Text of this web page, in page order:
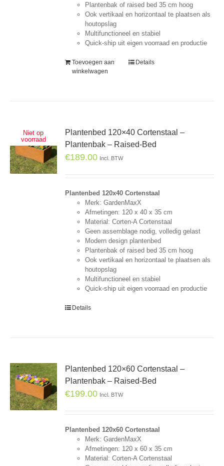
Plantenbak of raised bed 35 cm hoog
Ook vertikaal en horizontaal te plaatsen als
houtopslag
Multifunctioneel en stabiel
Quick-ship uit eigen voorraad en productie
Toevoegen aan
winkelwagen
Details
Niet op
voorraad
Plantenbed 120×40 Cortenstaal –
Plantenbak – Raised-Bed
€189.00 Incl. BTW
Plantenbed 120x40 Cortenstaal
Merk: GardenMaxX
Afmetingen: 120 x 40 x 35 cm
Material: Corten-A Cortenstaal
Geen assemblage nodig, volledig gelast
Modern design plantenbed
Plantenbak of raised bed 35 cm hoog
Ook vertikaal en horizontaal te plaatsen als
houtopslag
Multifunctioneel en stabiel
Quick-ship uit eigen voorraad en productie
Details
Plantenbed 120×60 Cortenstaal –
Plantenbak – Raised-Bed
€199.00 Incl. BTW
Plantenbed 120x60 Cortenstaal
Merk: GardenMaxX
Afmetingen: 120 x 60 x 35 cm
Material: Corten-A Cortenstaal